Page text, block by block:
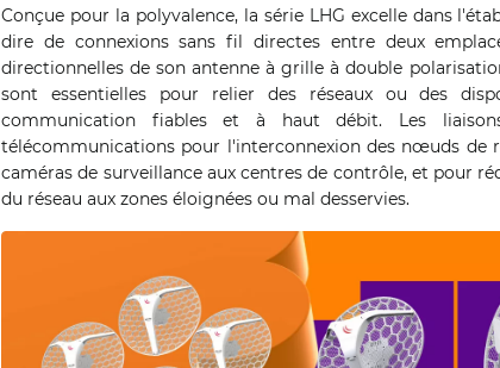
Conçue pour la polyvalence, la série LHG excelle dans
dire de connexions sans fil directes entre deux
directionnelles de son antenne à grille à double
sont essentielles pour relier des réseaux ou des
communication fiables et à haut débit. Les
télécommunications pour l'interconnexion des nœuds de
caméras de surveillance aux centres de contrôle, et pour
du réseau aux zones éloignées ou mal desservies.